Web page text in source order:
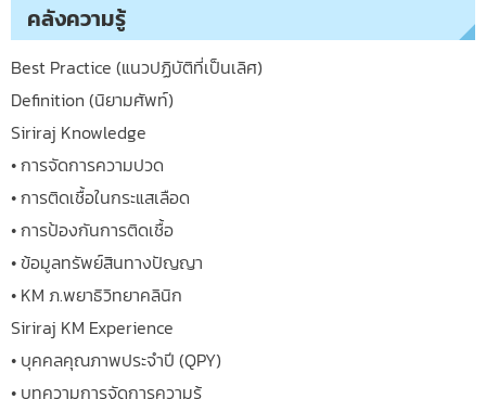
คลังความรู้
Best Practice (แนวปฏิบัติที่เป็นเลิศ)
Definition (นิยามศัพท์)
Siriraj Knowledge
• การจัดการความปวด
• การติดเชื้อในกระแสเลือด
• การป้องกันการติดเชื้อ
• ข้อมูลทรัพย์สินทางปัญญา
• KM ภ.พยาธิวิทยาคลินิก
Siriraj KM Experience
• บุคคลคุณภาพประจำปี (QPY)
• บทความการจัดการความรู้